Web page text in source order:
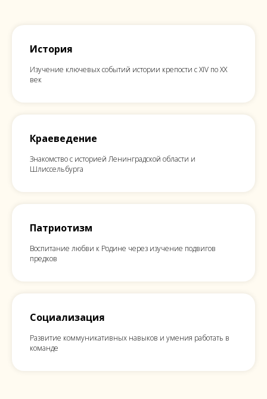
История
Изучение ключевых событий истории крепости с XIV по XX
век
Краеведение
Знакомство с историей Ленинградской области и
Шлиссельбурга
Патриотизм
Воспитание любви к Родине через изучение подвигов
предков
Социализация
Развитие коммуникативных навыков и умения работать в
команде